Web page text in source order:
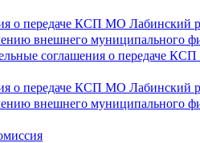
о передаче КСП МО Лабинский
внешнего муниципального
соглашения о передаче
о передаче КСП МО Лабинский
внешнего муниципального